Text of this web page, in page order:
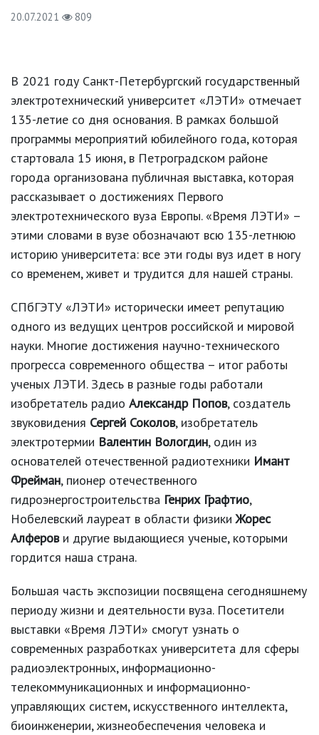
20.07.2021 809
В 2021 году Санкт-Петербургский государственный
электротехнический университет «ЛЭТИ» отмечает
135-летие со дня основания. В рамках большой
программы мероприятий юбилейного года, которая
стартовала 15 июня, в Петроградском районе
города организована публичная выставка, которая
рассказывает о достижениях Первого
электротехнического вуза Европы. «Время ЛЭТИ» –
этими словами в вузе обозначают всю 135-летнюю
историю университета: все эти годы вуз идет в ногу
со временем, живет и трудится для нашей страны.
СПбГЭТУ «ЛЭТИ» исторически имеет репутацию
одного из ведущих центров российской и мировой
науки. Многие достижения научно-технического
прогресса современного общества – итог работы
ученых ЛЭТИ. Здесь в разные годы работали
изобретатель радио Александр Попов, создатель
звуковидения Сергей Соколов, изобретатель
электротермии Валентин Вологдин, один из
основателей отечественной радиотехники Имант
Фрейман, пионер отечественного
гидроэнергостроительства Генрих Графтио,
Нобелевский лауреат в области физикиЖорес
Алферови другие выдающиеся ученые, которыми
гордится наша страна.
Большая часть экспозиции посвящена сегодняшнему
периоду жизни и деятельности вуза. Посетители
выставки «Время ЛЭТИ» смогут узнать о
современных разработках университета для сферы
радиоэлектронных, информационно-
телекоммуникационных и информационно-
управляющих систем, искусственного интеллекта,
биоинженерии, жизнеобеспечения человека и